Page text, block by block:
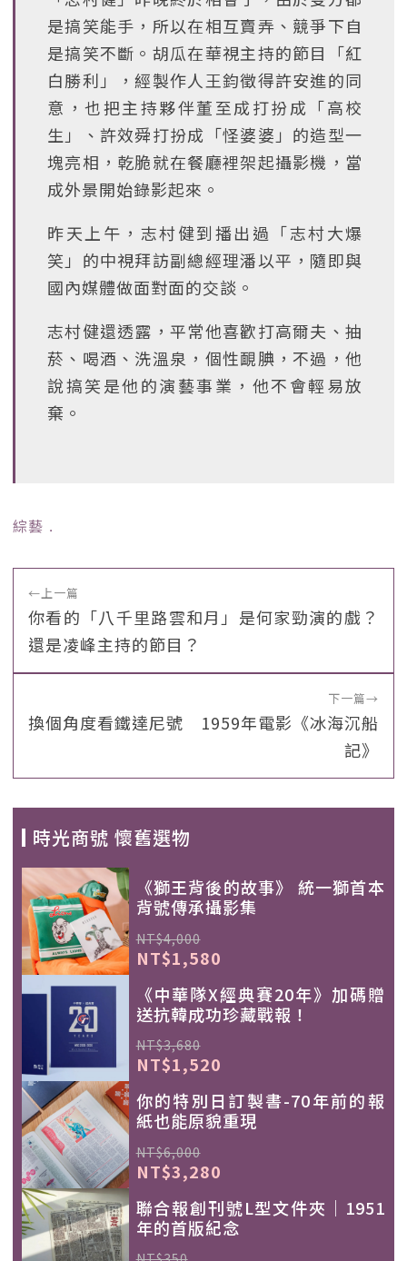
是搞笑能手，所以在相互賣弄、競爭下自
是搞笑不斷。胡瓜在華視主持的節目「紅
白勝利」，經製作人王鈞徵得許安進的同
意，也把主持夥伴董至成打扮成「高校
生」、許效舜打扮成「怪婆婆」的造型一
塊亮相，乾脆就在餐廳裡架起攝影機，當
成外景開始錄影起來。
昨天上午，志村健到播出過「志村大爆
笑」的中視拜訪副總經理潘以平，隨即與
國內媒體做面對面的交談。
志村健還透露，平常他喜歡打高爾夫、抽
菸、喝酒、洗溫泉，個性靦腆，不過，他
說搞笑是他的演藝事業，他不會輕易放
棄。
綜藝 ﹒
←上一篇
你看的「八千里路雲和月」是何家勁演的戲？
還是凌峰主持的節目？
下一篇→
換個角度看鐵達尼號 1959年電影《冰海沉船
記》
時光商號 懷舊選物
《獅王背後的故事》 統一獅首本
背號傳承攝影集
NT$4,000
NT$1,580
《中華隊X經典賽20年》加碼贈
送抗韓成功珍藏戰報！
NT$3,680
NT$1,520
你的特別日訂製書-70年前的報
紙也能原貌重現
NT$6,000
NT$3,280
聯合報創刊號L型文件夾｜1951
年的首版紀念